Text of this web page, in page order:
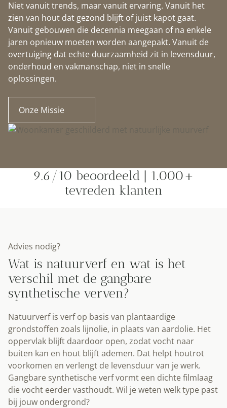
Niet vanuit trends, maar vanuit ervaring. Vanuit het
zien van hout dat gezond blijft of juist kapot gaat.
Vanuit gebouwen die decennia meegaan of na enkele
jaren opnieuw moeten worden aangepakt. Vanuit de
overtuiging dat echte duurzaamheid zit in levensduur,
onderhoud en vakmanschap, niet in snelle
oplossingen.
Onze Missie
9.6/10 beoordeeld | 1.000+
tevreden klanten
Advies nodig?
Wat is natuurverf en wat is het
verschil met de gangbare
synthetische verven?
Natuurverf is verf op basis van plantaardige
grondstoffen zoals lijnolie, in plaats van aardolie. Het
oppervlak blijft daardoor open, zodat vocht naar
buiten kan en hout blijft ademen. Dat helpt houtrot
voorkomen en verlengt de levensduur van je werk.
Gangbare synthetische verf vormt een dichte filmlaag
die vocht eerder vasthoudt. Wil je weten welk type past
bij jouw ondergrond?